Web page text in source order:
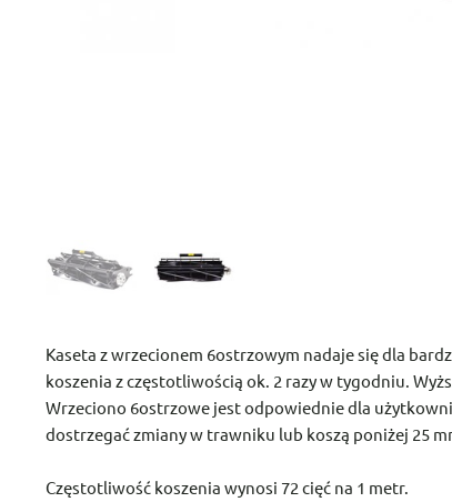
Kaseta z wrzecionem 6ostrzowym nadaje się dla
koszenia z częstotliwością ok. 2 razy w tygodniu.
Wrzeciono 6ostrzowe jest odpowiednie dla
dostrzegać zmiany w trawniku lub koszą poniżej 25
Częstotliwość koszenia wynosi 72 cięć na 1 metr.